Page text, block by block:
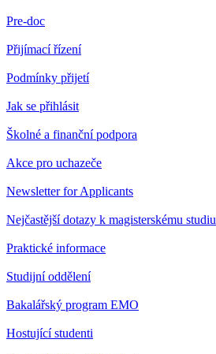
Pre-doc
Přijímací řízení
Podmínky přijetí
Jak se přihlásit
Školné a finanční podpora
Akce pro uchazeče
Newsletter for Applicants
Nejčastější dotazy k magisterskému studiu
Praktické informace
Studijní oddělení
Bakalářský program EMO
Hostující studenti